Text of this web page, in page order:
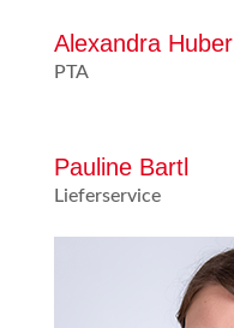
Alexandra Huber
PTA
Pauline Bartl
Lieferservice